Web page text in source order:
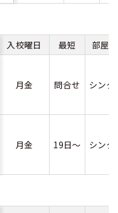
入校曜日 最短 部屋
月金 問合せ シング
月金 19日～ シング